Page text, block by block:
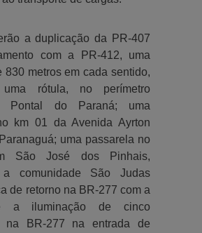
a duplicação da PR-407
com a PR-412, uma
830 metros em cada sentido,
uma rótula, no perímetro
Pontal do Paraná; uma
km 01 da Avenida Ayrton
uma passarela no
São José dos Pinhais,
a comunidade São Judas
de retorno na BR-277 com a
a iluminação de cinco
na BR-277 na entrada de